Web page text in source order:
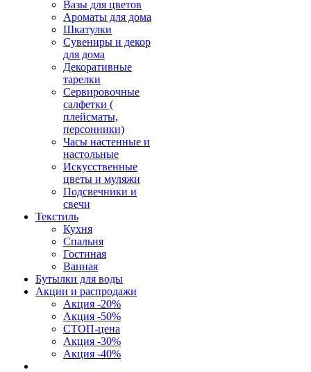
Вазы для цветов
Ароматы для дома
Шкатулки
Сувениры и декор
для дома
Декоративные
тарелки
Сервировочные
салфетки (
плейсматы,
персонники)
Часы настенные и
настольные
Искусственные
цветы и муляжи
Подсвечники и
свечи
Текстиль
Кухня
Спальня
Гостиная
Ванная
Бутылки для воды
Акции и распродажи
Акция -20%
Акция -50%
СТОП-цена
Акция -30%
Акция -40%